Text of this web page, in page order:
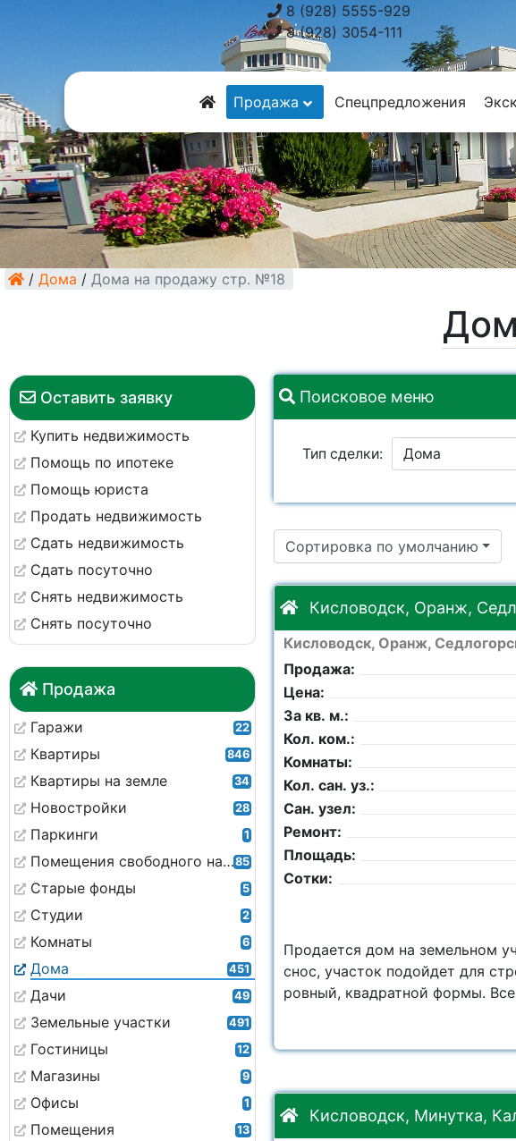
8 (928) 5555-929
8 (928) 3054-111
Продажа Спецпредложения
/ Дома / Дома на продажу стр. №18
Оставить заявку
Купить недвижимость
Помощь по ипотеке
Помощь юриста
Продать недвижимость
Сдать недвижимость
Сдать посуточно
Снять недвижимость
Снять посуточно
Продажа
Гаражи 22
Квартиры 846
Квартиры на земле 34
Новостройки 28
Паркинги 1
Помещения свободного назначения85
Старые фонды 5
Студии 2
Комнаты 6
Дома 451
Дачи 49
Земельные участки 491
Гостиницы 12
Магазины 9
Офисы 1
Помещения 13
Поисковое меню
Тип сделки: Дома
Площадь общая:
Кол. комнат:
Тип участка: Ничего не
Сортировка по умолчанию
Кисловодск, Оранж,
Кисловодск, Оранж,
Продажа:
Цена:
За кв. м.:
Кол. ком.:
Комнаты:
Кол. сан. уз.:
Сан. узел:
Ремонт:
Площадь:
Сотки:
Продается дом на земельном
снос, участок подойдет для
ровный, квадратной формы.
Кисловодск, Минутка,